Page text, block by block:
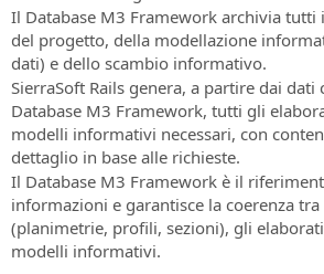
per
la
progettazione
di
strade
e
autostrade
SierraSoft
Hydro
Software
BIM
su
misura
da
remoto
SierraSoft
Consulting
Consulenza
tecnica
legata
all'implementazione
ed
Il Database M3 Framework archivia tutti
del progetto, della modellazione
dati) e dello scambio informativo.
SierraSoft Rails genera, a partire dai dati
Database M3 Framework, tutti gli
modelli informativi necessari, con
dettaglio in base alle richieste.
Il Database M3 Framework è il
informazioni e garantisce la coerenza
(planimetrie, profili, sezioni), gli
modelli informativi.